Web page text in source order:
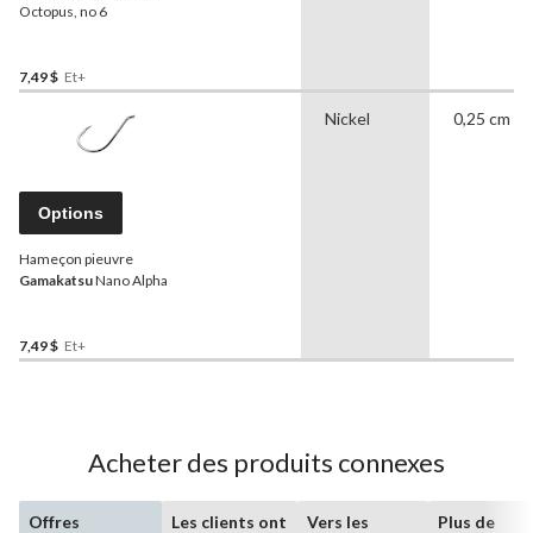
Octopus, no 6
7,49 $ Et+
Options
Hameçon pieuvre
GamakatsuNano Alpha
7,49 $ Et+
Nickel 0,25 cm
Acheter des produits connexes
Offres
Les clients ont
Vers les
Plus de